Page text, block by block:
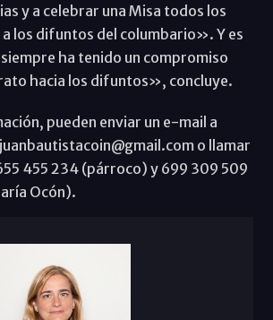
y a celebrar una Misa todos los
a los difuntos del columbario». Y es
ha tenido un compromiso
hacia los difuntos», concluye.
pueden enviar un e-mail a
o llamar
455 234 (párroco) y 699 309 509
Ocón).